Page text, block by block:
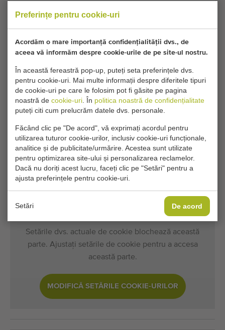
Preferințe pentru cookie-uri
Acordăm o mare importanță confidențialității dvs., de
aceea vă informăm despre cookie-urile de pe site-ul nostru.
În această fereastră pop-up, puteți seta preferințele dvs.
pentru cookie-uri. Mai multe informații despre diferitele tipuri
de cookie-uri pe care le folosim pot fi găsite pe pagina
noastră de cookie-uri . În politica noastră de confidențialitate
puteți citi cum prelucrăm datele dvs. personale.
Făcând clic pe "De acord", vă exprimați acordul pentru
utilizarea tuturor cookie-urilor, inclusiv cookie-uri funcționale,
analitice și de publicitate/urmărire. Acestea sunt utilizate
pentru optimizarea site-ului și personalizarea reclamelor.
Dacă nu doriți acest lucru, faceți clic pe "Setări" pentru a
ajusta preferințele pentru cookie-uri.
Setări De acord
Model: FB2000
Condiții generale Procesul de cumpărare
Din pacate, acest VSS Agro FB2000 Mașină de
pregătire frontală a patului de semințe a fost
acum vandut.
format straturi comparabil? Completați detaliile dvs. aici.
Setările dvs. actuale de cookie blochează această
parte. Ajustați setările de cookie pentru a accesa
această parte.
MODIFICĂ SETĂRILE COOKIE-URILOR